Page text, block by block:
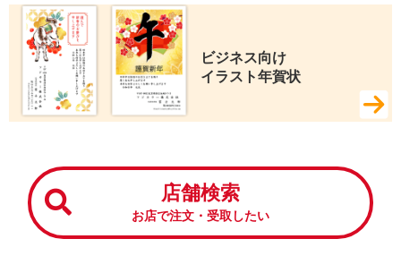
ビジネス向け
イラスト年賀状
店舗検索
お店で注文・受取したい